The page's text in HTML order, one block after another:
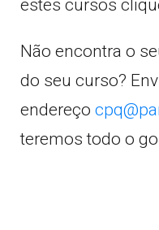
estes cursos
Não encontra o
do seu curso?
endereço
teremos todo o